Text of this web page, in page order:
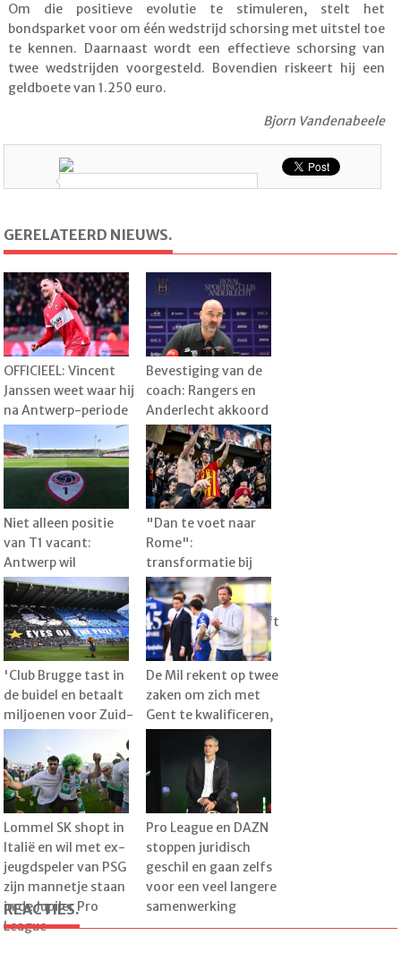
Om die positieve evolutie te stimuleren, stelt het
bondsparket voor om één wedstrijd schorsing met uitstel toe
te kennen. Daarnaast wordt een effectieve schorsing van
twee wedstrijden voorgesteld. Bovendien riskeert hij een
geldboete van 1.250 euro.
Bjorn Vandenabeele
GERELATEERD NIEUWS.
OFFICIEEL: Vincent
Janssen weet waar hij
na Antwerp-periode
gaat voetballen en
kiest voor aparte
uitdaging
Bevestiging van de
coach: Rangers en
Anderlecht akkoord
over transfer, speler
al vertrokken naar
België
Niet alleen positie
van T1 vacant:
Antwerp wil
technische staf nog
verder verstevigen
"Dan te voet naar
Rome":
transformatie bij
KVM, met Raman als
1e spits en de droom
dat sterkhouder blijft
'Club Brugge tast in
de buidel en betaalt
miljoenen voor Zuid-
Koreaan Lee Han-
beom'
De Mil rekent op twee
zaken om zich met
Gent te kwalificeren,
maar veelbesproken
Kanga is groot
vraagteken
Lommel SK shopt in
Italië en wil met ex-
jeugdspeler van PSG
zijn mannetje staan
in de Jupiler Pro
League
Pro League en DAZN
stoppen juridisch
geschil en gaan zelfs
voor een veel langere
samenwerking
REACTIES.